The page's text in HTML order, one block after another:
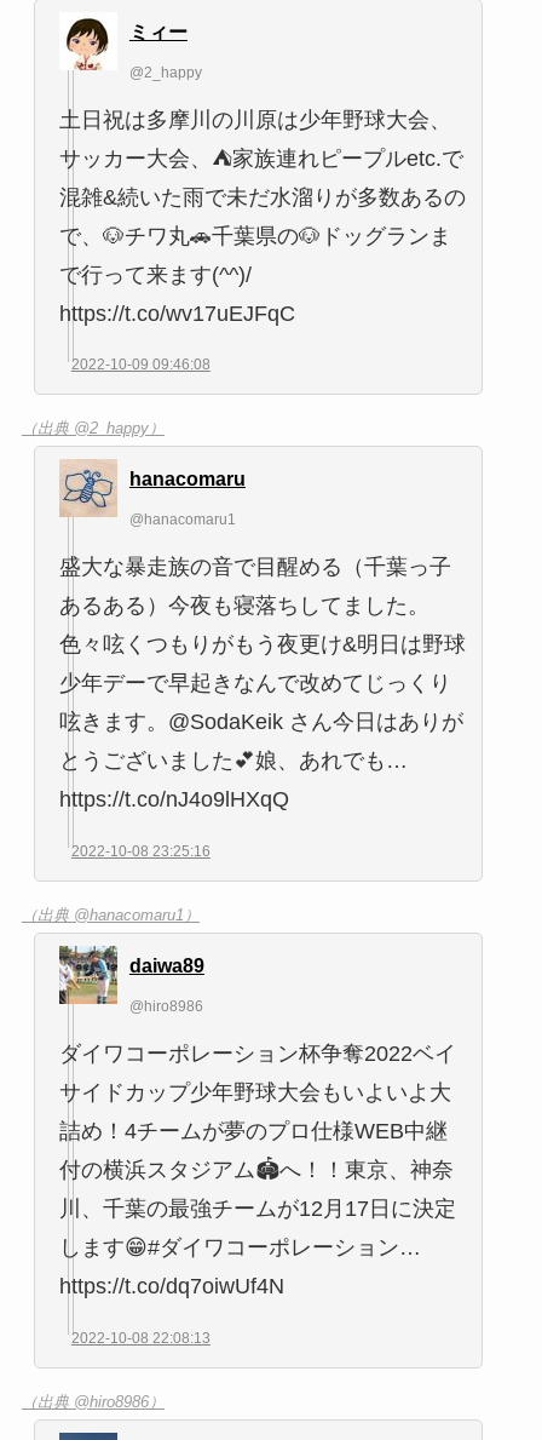
ミィー
@2_happy
土日祝は多摩川の川原は少年野球大会、
サッカー大会、⛺️家族連れピープルetc.で
混雑&続いた雨で未だ水溜りが多数あるの
で、🐶チワ丸🚗千葉県の🐶ドッグランま
で行って来ます(^^)/
https://t.co/wv17uEJFqC
2022-10-09 09:46:08
（出典 @2_happy）
hanacomaru
@hanacomaru1
盛大な暴走族の音で目醒める（千葉っ子
あるある）今夜も寝落ちしてました。
色々呟くつもりがもう夜更け&明日は野球
少年デーで早起きなんで改めてじっくり
呟きます。@SodaKeik さん今日はありが
とうございました💕娘、あれでも…
https://t.co/nJ4o9lHXqQ
2022-10-08 23:25:16
（出典 @hanacomaru1）
daiwa89
@hiro8986
ダイワコーポレーション杯争奪2022ベイ
サイドカップ少年野球大会もいよいよ大
詰め！4チームが夢のプロ仕様WEB中継
付の横浜スタジアム🏟へ！！東京、神奈
川、千葉の最強チームが12月17日に決定
します😁#ダイワコーポレーション…
https://t.co/dq7oiwUf4N
2022-10-08 22:08:13
（出典 @hiro8986）